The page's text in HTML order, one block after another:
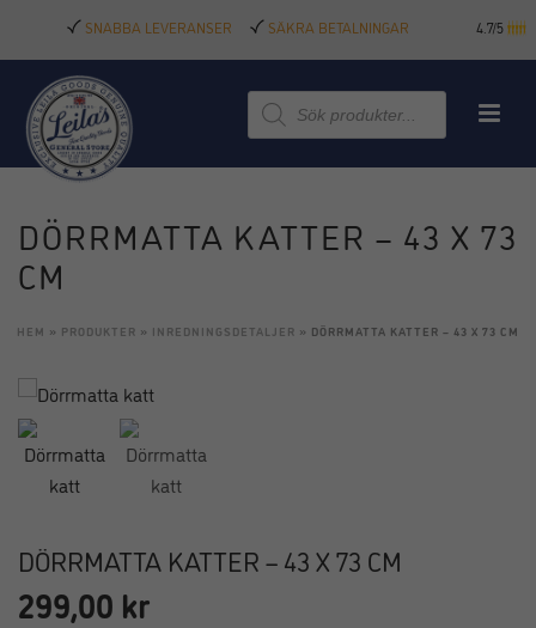
SNABBA LEVERANSER SÄKRA BETALNINGAR 4.7/5
Produktsökning
DÖRRMATTA KATTER – 43 X 73
CM
HEM » PRODUKTER » INREDNINGSDETALJER » DÖRRMATTA KATTER – 43 X 73 CM
DÖRRMATTA KATTER – 43 X 73 CM
299,00 kr